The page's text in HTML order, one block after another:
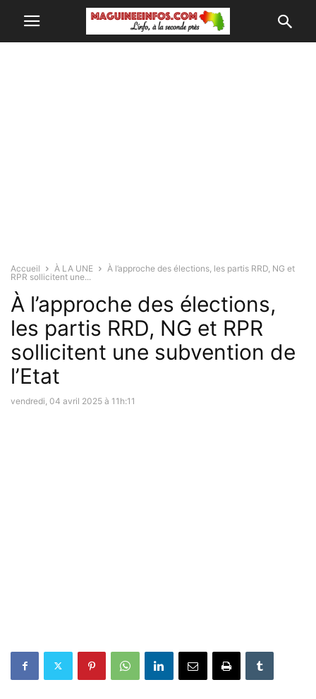
Accueil À LA UNE
À l’approche des élections, les partis RRD, NG et
RPR sollicitent une...
À l’approche des élections,
les partis RRD, NG et RPR
sollicitent une subvention de
l’Etat
vendredi, 04 avril 2025 à 11h:11